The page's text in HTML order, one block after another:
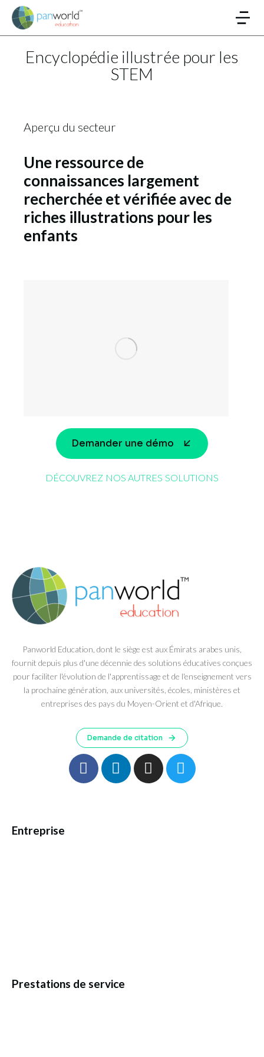
Encyclopédie illustrée pour les
STEM
Aperçu du secteur
Une ressource de
connaissances largement
recherchée et vérifiée avec de
riches illustrations pour les
enfants
Demander une démo
DÉCOUVREZ NOS AUTRES SOLUTIONS
Panworld Education, dont le siège est aux Émirats arabes unis,
fournit depuis plus d'une décennie des solutions éducatives conçues
pour faciliter l'évolution de l'apprentissage et de l'enseignement vers
la prochaine génération, aux universités, écoles, ministères et
entreprises des pays du Moyen-Orient et d'Afrique.
Demande de citation
Entreprise
Prestations de service